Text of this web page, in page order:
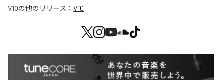
V10の他のリリース： V10